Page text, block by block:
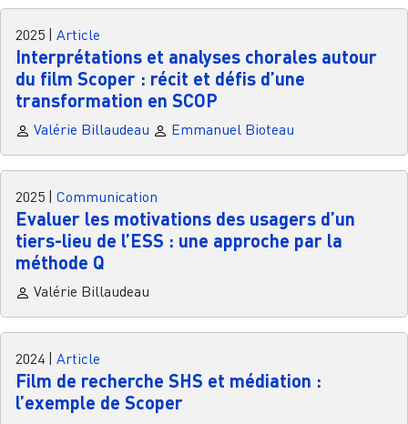
2025 Article
Interprétations et analyses chorales autour
du film Scoper : récit et défis d’une
transformation en SCOP
Valérie Billaudeau Emmanuel Bioteau
2025 Communication
Evaluer les motivations des usagers d’un
tiers-lieu de l’ESS : une approche par la
méthode Q
Valérie Billaudeau
2024 Article
Film de recherche SHS et médiation :
l’exemple de Scoper